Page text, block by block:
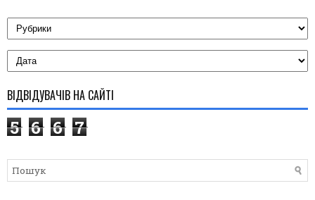
ВІДВІДУВАЧІВ НА САЙТІ
5 6 6 7